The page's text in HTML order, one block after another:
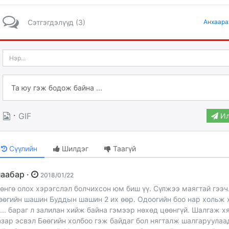
Сэтгэгдэлүүд (3)
· GIF
Сүүлийн Шилдэг Таагүй
шаабар · 2018/01/22
олох хэрэгслэл болчихсон юм биш үү. Сүлжээ маягтай гээч.
шашин Буддын шашин 2 их өөр. Одоогийн боо нар хольж
бараг л залилан хийж байна гэмээр нөхөд цөөнгүй. Шалгаж
эсвэл Бөөгийн холбоо гэж байдаг бол нягталж